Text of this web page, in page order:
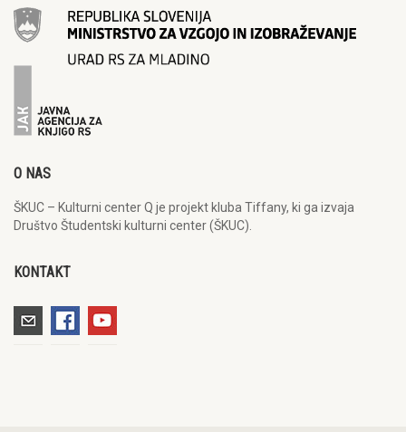
O NAS
ŠKUC – Kulturni center Q je projekt kluba Tiffany, ki ga izvaja
Društvo Študentski kulturni center (ŠKUC).
KONTAKT